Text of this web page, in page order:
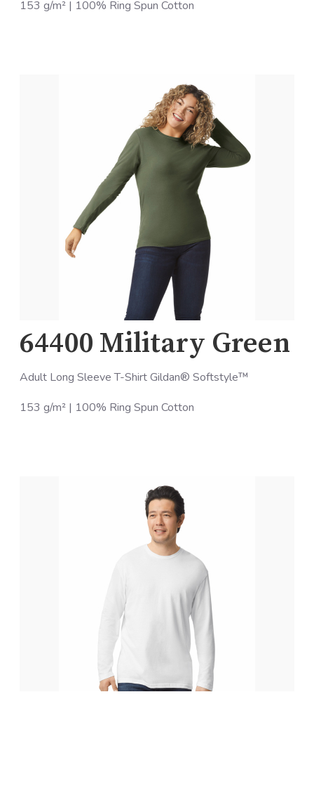
153 g/m² | 100% Ring Spun Cotton
64400 Military Green
Adult Long Sleeve T-Shirt Gildan® Softstyle™
153 g/m² | 100% Ring Spun Cotton